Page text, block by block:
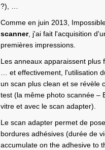
?), …
Comme en juin 2013,
scanner, j'ai fait l'acquisition
premières impressions.
Les anneaux apparaissent
… et effectivement, l'utilisation
un scan plus clean et se révèle
test (la même photo scannée –
vitre et avec le scan adapter).
Le scan adapter permet de
bordures adhésives (durée de
accumulate on the adhesive to